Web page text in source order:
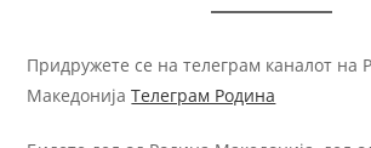
Придружете се на телеграм каналот на
МакедонијаТелеграм Родина